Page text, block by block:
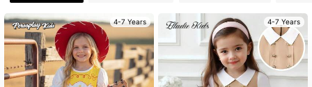
4.95 89K Seguidores
4.95 89K Seguidores
4-7 Years 4-7 Years